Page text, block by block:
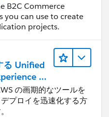
B2C Commerce
you can use to create
projects.
る Unified
に
の画期的なツールを
プロイを迅速化する方